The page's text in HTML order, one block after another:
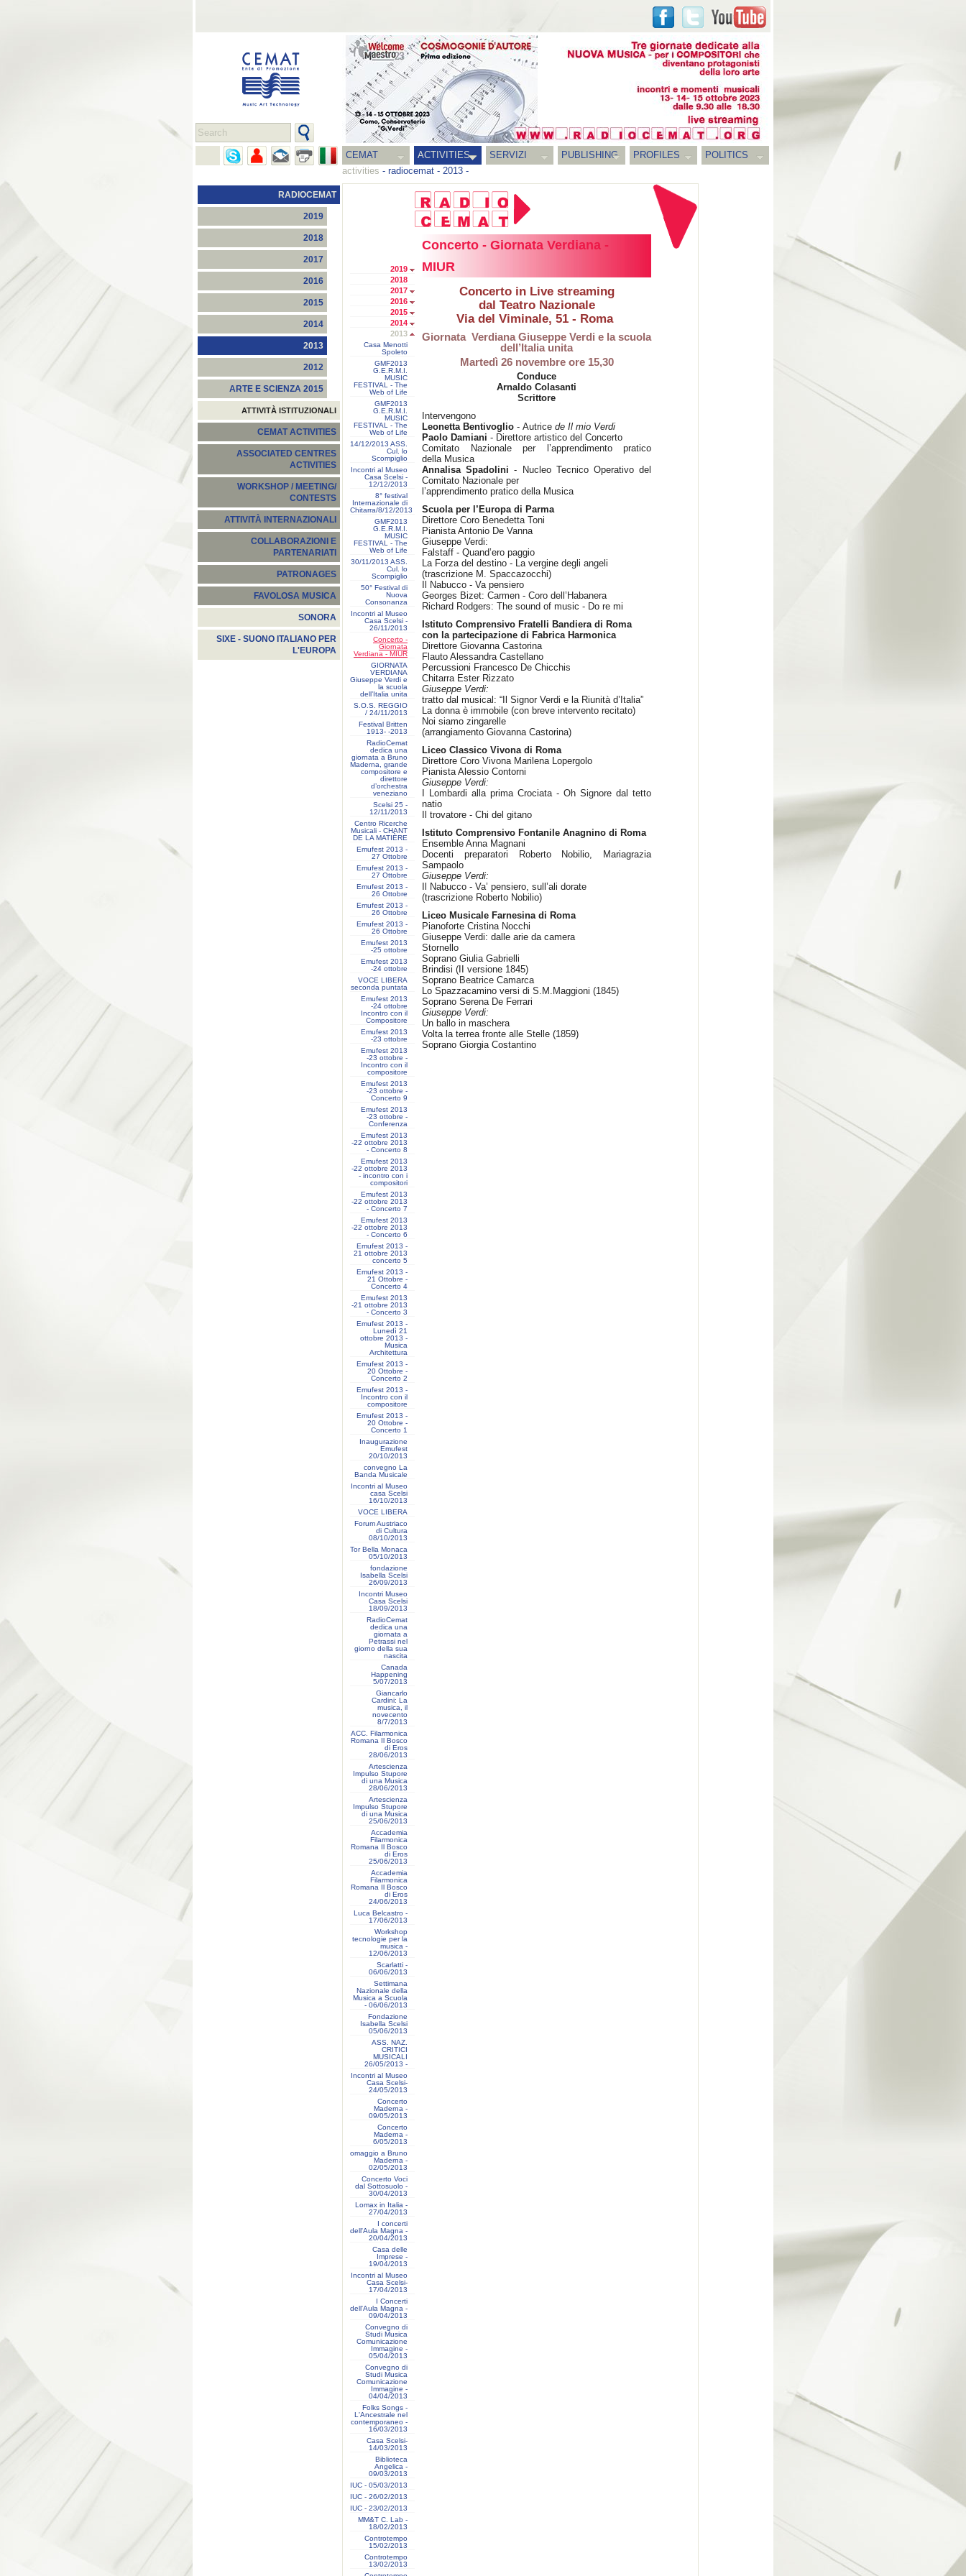
CEMAT ACTIVITIES SERVIZI PUBLISHING PROFILES
POLITICS
activities - radiocemat - 2013 -
RADIOCEMAT
2019
2018
2017
2016
2015
2014
2013
2012
ARTE E SCIENZA 2015
ATTIVITÀ ISTITUZIONALI
CEMAT ACTIVITIES
ASSOCIATED CENTRES
ACTIVITIES
WORKSHOP / MEETING/
CONTESTS
ATTIVITÀ INTERNAZIONALI
COLLABORAZIONI E
PARTENARIATI
PATRONAGES
FAVOLOSA MUSICA
SONORA
SIXE - SUONO ITALIANO PER
L'EUROPA
2019
2018
2017
2016
2015
2014
2013
Casa Menotti
Spoleto
GMF2013
G.E.R.M.I.
MUSIC
FESTIVAL - The
Web of Life
GMF2013
G.E.R.M.I.
MUSIC
FESTIVAL - The
Web of Life
14/12/2013 ASS.
Cul. lo
Scompiglio
Incontri al Museo
Casa Scelsi -
12/12/2013
8° festival
Internazionale di
Chitarra/8/12/2013
GMF2013
G.E.R.M.I.
MUSIC
FESTIVAL - The
Web of Life
30/11/2013 ASS.
Cul. lo
Scompiglio
50° Festival di
Nuova
Consonanza
Incontri al Museo
Casa Scelsi -
26/11/2013
Concerto -
Giornata
Verdiana - MIUR
GIORNATA
VERDIANA
Giuseppe Verdi e
la scuola
dell’Italia unita
S.O.S. REGGIO
/ 24/11/2013
Festival Britten
1913- ‐2013
RadioCemat
dedica una
giornata a Bruno
Maderna, grande
compositore e
direttore
d’orchestra
veneziano
Scelsi 25 -
12/11/2013
Centro Ricerche
Musicali - CHANT
DE LA MATIÈRE
Emufest 2013 -
27 Ottobre
Emufest 2013 -
27 Ottobre
Emufest 2013 -
26 Ottobre
Emufest 2013 -
26 Ottobre
Emufest 2013 -
26 Ottobre
Emufest 2013
-25 ottobre
Emufest 2013
-24 ottobre
VOCE LIBERA
seconda puntata
Emufest 2013
-24 ottobre
Incontro con il
Compositore
Emufest 2013
-23 ottobre
Emufest 2013
-23 ottobre -
Incontro con il
compositore
Emufest 2013
-23 ottobre -
Concerto 9
Emufest 2013
-23 ottobre -
Conferenza
Emufest 2013
-22 ottobre 2013
- Concerto 8
Emufest 2013
-22 ottobre 2013
- incontro con i
compositori
Emufest 2013
-22 ottobre 2013
- Concerto 7
Emufest 2013
-22 ottobre 2013
- Concerto 6
Emufest 2013 -
21 ottobre 2013
concerto 5
Emufest 2013 -
21 Ottobre -
Concerto 4
Emufest 2013
-21 ottobre 2013
- Concerto 3
Emufest 2013 -
Lunedì 21
ottobre 2013 -
Musica
Architettura
Emufest 2013 -
20 Ottobre -
Concerto 2
Emufest 2013 -
Incontro con il
compositore
Emufest 2013 -
20 Ottobre -
Concerto 1
Inaugurazione
Emufest
20/10/2013
convegno La
Banda Musicale
Incontri al Museo
casa Scelsi
16/10/2013
VOCE LIBERA
Forum Austriaco
di Cultura
08/10/2013
Tor Bella Monaca
05/10/2013
fondazione
Isabella Scelsi
26/09/2013
Incontri Museo
Casa Scelsi
18/09/2013
RadioCemat
dedica una
giornata a
Petrassi nel
giorno della sua
nascita
Canada
Happening
5/07/2013
Giancarlo
Cardini: La
musica, il
novecento
8/7/2013
ACC. Filarmonica
Romana Il Bosco
di Eros
28/06/2013
Artescienza
Impulso Stupore
di una Musica
28/06/2013
Artescienza
Impulso Stupore
di una Musica
25/06/2013
Accademia
Filarmonica
Romana Il Bosco
di Eros
25/06/2013
Accademia
Filarmonica
Romana Il Bosco
di Eros
24/06/2013
Luca Belcastro -
17/06/2013
Workshop
tecnologie per la
musica -
12/06/2013
Scarlatti -
06/06/2013
Settimana
Nazionale della
Musica a Scuola
- 06/06/2013
Fondazione
Isabella Scelsi
05/06/2013
ASS. NAZ.
CRITICI
MUSICALI
26/05/2013 -
Incontri al Museo
Casa Scelsi-
24/05/2013
Concerto
Maderna -
09/05/2013
Concerto
Maderna -
6/05/2013
omaggio a Bruno
Maderna -
02/05/2013
Concerto Voci
dal Sottosuolo -
30/04/2013
Lomax in Italia -
27/04/2013
I concerti
dell'Aula Magna -
20/04/2013
Casa delle
Imprese -
19/04/2013
Incontri al Museo
Casa Scelsi-
17/04/2013
I Concerti
dell'Aula Magna -
09/04/2013
Convegno di
Studi Musica
Comunicazione
Immagine -
05/04/2013
Convegno di
Studi Musica
Comunicazione
Immagine -
04/04/2013
Folks Songs -
L'Ancestrale nel
contemporaneo -
16/03/2013
Casa Scelsi-
14/03/2013
Biblioteca
Angelica -
09/03/2013
IUC - 05/03/2013
IUC - 26/02/2013
IUC - 23/02/2013
MM&T C. Lab -
18/02/2013
Controtempo
15/02/2013
Controtempo
13/02/2013
Concerto - Giornata Verdiana -
MIUR
Concerto in Live streaming
dal Teatro Nazionale
Via del Viminale, 51 - Roma
Giornata Verdiana Giuseppe Verdi e la scuola
dell’Italia unita
Martedì 26 novembre ore 15,30
Conduce
Arnaldo Colasanti
Scrittore
Intervengono
Leonetta Bentivoglio - Autrice de Il mio Verdi
Paolo Damiani - Direttore artistico del Concerto
Comitato Nazionale per l’apprendimento pratico
della Musica
Annalisa Spadolini - Nucleo Tecnico Operativo del
Comitato Nazionale per
l’apprendimento pratico della Musica
Scuola per l’Europa di Parma
Direttore Coro Benedetta Toni
Pianista Antonio De Vanna
Giuseppe Verdi:
Falstaff - Quand’ero paggio
La Forza del destino - La vergine degli angeli
(trascrizione M. Spaccazocchi)
Il Nabucco - Va pensiero
Georges Bizet: Carmen - Coro dell’Habanera
Richard Rodgers: The sound of music - Do re mi
Istituto Comprensivo Fratelli Bandiera di Roma
con la partecipazione di Fabrica Harmonica
Direttore Giovanna Castorina
Flauto Alessandra Castellano
Percussioni Francesco De Chicchis
Chitarra Ester Rizzato
Giuseppe Verdi:
tratto dal musical: “Il Signor Verdi e la Riunità d’Italia”
La donna è immobile (con breve intervento recitato)
Noi siamo zingarelle
(arrangiamento Giovanna Castorina)
Liceo Classico Vivona di Roma
Direttore Coro Vivona Marilena Lopergolo
Pianista Alessio Contorni
Giuseppe Verdi:
I Lombardi alla prima Crociata - Oh Signore dal tetto
natio
Il trovatore - Chi del gitano
Istituto Comprensivo Fontanile Anagnino di Roma
Ensemble Anna Magnani
Docenti preparatori Roberto Nobilio, Mariagrazia
Sampaolo
Giuseppe Verdi:
Il Nabucco - Va’ pensiero, sull’ali dorate
(trascrizione Roberto Nobilio)
Liceo Musicale Farnesina di Roma
Pianoforte Cristina Nocchi
Giuseppe Verdi: dalle arie da camera
Stornello
Soprano Giulia Gabrielli
Brindisi (II versione 1845)
Soprano Beatrice Camarca
Lo Spazzacamino versi di S.M.Maggioni (1845)
Soprano Serena De Ferrari
Giuseppe Verdi:
Un ballo in maschera
Volta la terrea fronte alle Stelle (1859)
Soprano Giorgia Costantino